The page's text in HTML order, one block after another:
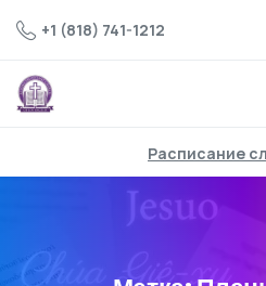
+1 (818) 741-1212
Расписание